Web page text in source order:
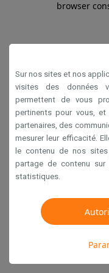
browser
Sur nos sites et nos
visites des données
permettent de vous
pertinents pour vous,
partenaires, des
mesurer leur efficacité.
le contenu de nos
partage de contenu
statistiques.